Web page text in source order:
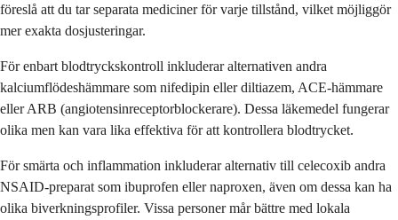
föreslå att du tar separata mediciner för varje tillstånd, vilket möjliggör
mer exakta dosjusteringar.
För enbart blodtryckskontroll inkluderar alternativen andra
kalciumflödeshämmare som nifedipin eller diltiazem, ACE-hämmare
eller ARB (angiotensinreceptorblockerare). Dessa läkemedel fungerar
olika men kan vara lika effektiva för att kontrollera blodtrycket.
För smärta och inflammation inkluderar alternativ till celecoxib andra
NSAID-preparat som ibuprofen eller naproxen, även om dessa kan ha
olika biverkningsprofiler. Vissa personer mår bättre med lokala